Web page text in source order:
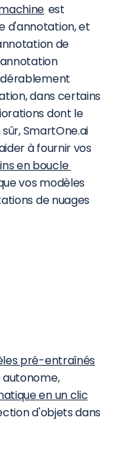
est
d'annotation, et
de
dans certains
dont le
SmartOne.ai
en boucle
vos modèles
de nuages
pré-entraînés
autonome,
en un clic
d'objets dans